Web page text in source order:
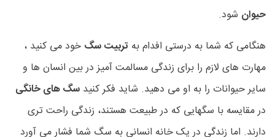
حیوان شود.
هنگامی که شما به درستی افدام به تربیت سگ خود می کنید ،
مهارت های لازم را برای زندگی مسالمت آمیز در بین انسان ها و
سایر حیوانات را به او می دهید. شاید فکر کنید سگ های خانگی
در مقایسه با سگهایی که در طبیعت هستند، زندگی راحت تری
دارند. اما زندگی در یک خانه انسانی به سگ شما فشار می آورد